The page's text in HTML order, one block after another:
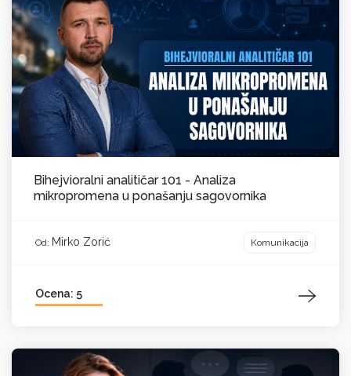
Bihejvioralni analitičar 101 - Analiza
mikropromena u ponašanju sagovornika
Od: Mirko Zorić Komunikacija
Ocena: 5